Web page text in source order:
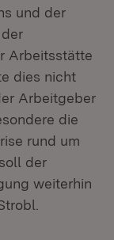
und der
Arbeitsstätte
dies nicht
Arbeitgeber
die
rund um
der
weiterhin